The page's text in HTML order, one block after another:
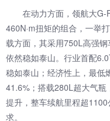
在动力方面，领航大
460N·m扭矩的组合，一举
载方面，其采用750L高强
依然稳如泰山。行业首配
稳如泰山；经济性上，最低
41.6%；搭载280L超大气
提升，整车续航里程超
求。